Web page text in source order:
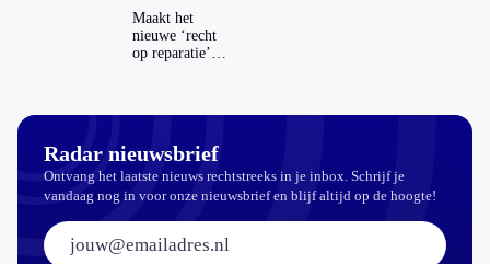
Maakt het
nieuwe ‘recht
op reparatie’
Radar nieuwsbrief
Ontvang het laatste nieuws rechtstreeks in je inbox. Schrijf je
vandaag nog in voor onze nieuwsbrief en blijf altijd op de hoogte!
E-mailadres: